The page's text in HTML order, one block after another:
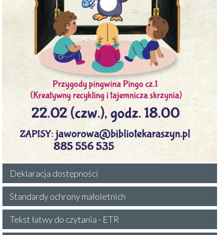
Deklaracja dostępności
Standardy ochrony małoletnich
Tekst łatwy do czytania - ETR